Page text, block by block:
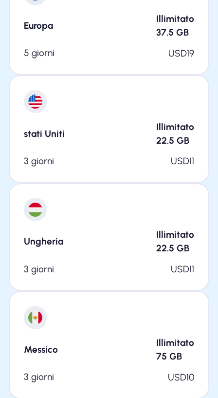
Europa
Illimitato
37.5 GB
5 giorni
USD19
stati Uniti
Illimitato
22.5 GB
3 giorni
USD11
Ungheria
Illimitato
22.5 GB
3 giorni
USD11
Messico
Illimitato
75 GB
3 giorni
USD10